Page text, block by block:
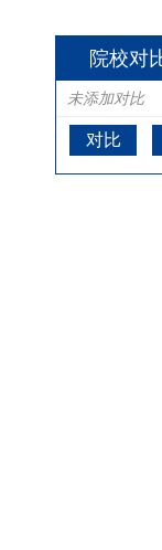
院校对
未添加对比
对比